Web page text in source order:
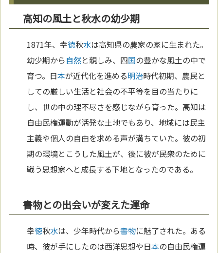
高知の風土と秋水の幼少期
1871年、幸徳秋水は高知県の農家の家に生まれた。
幼少期から自然と親しみ、四国の豊かな風土の中で
育つ。日本が近代化を進める明治時代初期、農民と
しての厳しい生活と社会の不平等を目の当たりに
し、世の中の理不尽さを感じながら育った。高知は
自由民権運動が活発な土地でもあり、地域には民主
主義や個人の自由を求める声が満ちていた。彼の初
期の環境とこうした風土が、後に彼が民衆のために
戦う思想家へと成長する下地となったのである。
書物との出会いが変えた運命
幸徳秋水は、少年時代から書物に魅了された。ある
時、彼が手にしたのは西洋思想や日本の自由民権運